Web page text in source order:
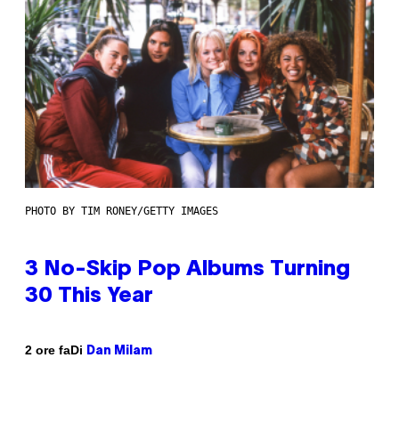
PHOTO BY TIM RONEY/GETTY IMAGES
3 No-Skip Pop Albums Turning
30 This Year
2 ore faDi Dan Milam